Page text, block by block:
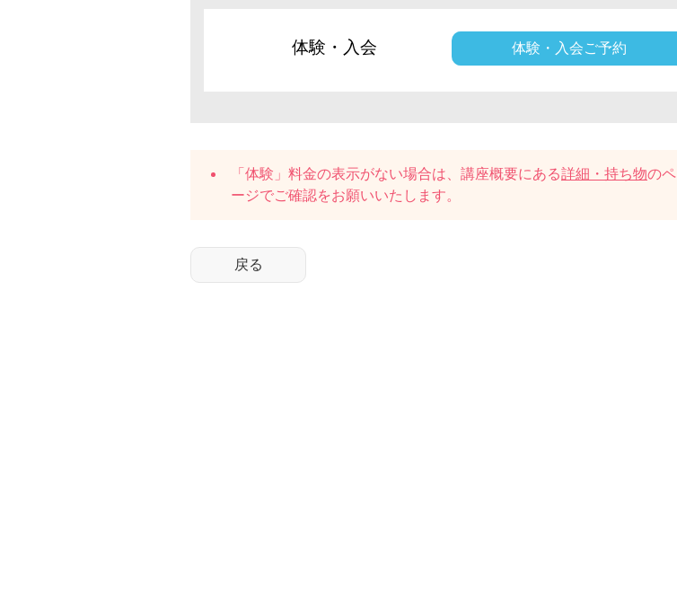
体験・入会 体験・入会ご予約
「体験」料金の表示がない場合は、講座概要にある詳細・持ち物のペ
ージでご確認をお願いいたします。